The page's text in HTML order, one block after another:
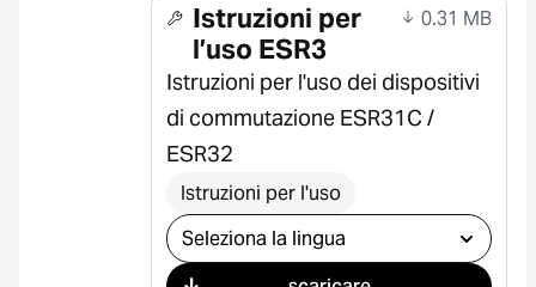
Istruzioni per
l’uso ESR3
0.31 MB
Istruzioni per l'uso dei dispositivi
di commutazione ESR31C /
ESR32
Istruzioni per l'uso
Seleziona il download